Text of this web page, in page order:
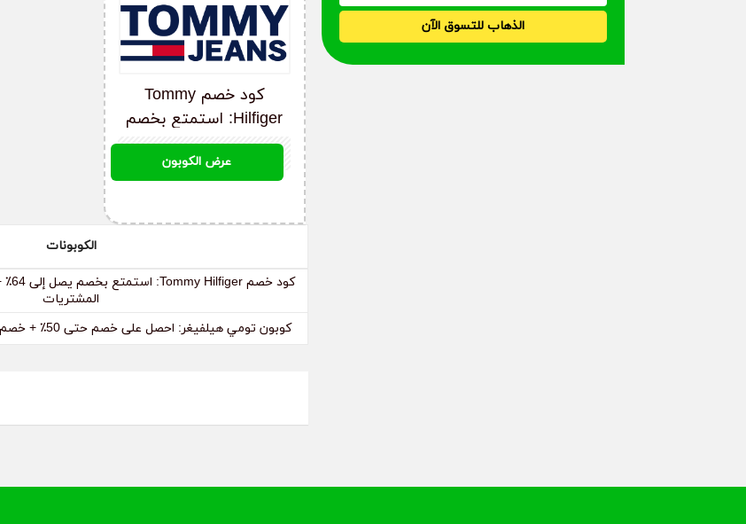
الذهاب للتسوق الآن
كود خصم Tommy
Hilfiger: استمتع بخصم
يصل إلى 64٪ + خصم
إضافي 10٪ على جميع
عرض الكوبون
الكوبونات
المشتريات
كوبون تومي هيلفيغر: احصل على خصم حتى 50٪ + خصم إضافي 10٪ على أزياء رمضان